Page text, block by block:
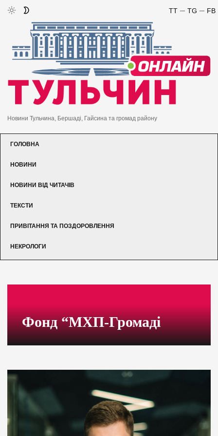
FB
TG
TT
Новини Тульчина, Бершаді, Гайсина та громад району
ГОЛОВНА
НОВИНИ
НОВИНИ ВІД ЧИТАЧІВ
ТЕКСТИ
ПРИВІТАННЯ ТА ПОЗДОРОВЛЕННЯ
НЕКРОЛОГИ
Фонд “МХП-Громаді